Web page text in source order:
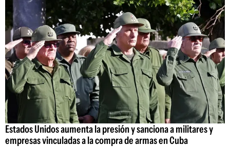
Estados Unidos aumenta la presión y sanciona a militares y
empresas vinculadas a la compra de armas en Cuba